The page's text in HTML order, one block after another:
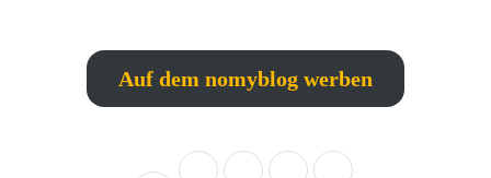
Auf dem nomyblog werben